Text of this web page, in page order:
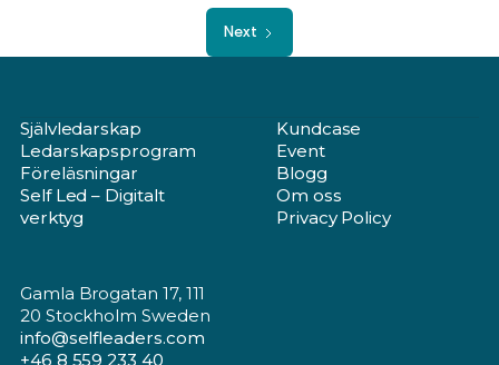
Next
Självledarskap
Ledarskapsprogram
Föreläsningar
Self Led – Digitalt
verktyg
Kundcase
Event
Blogg
Om oss
Privacy Policy
Gamla Brogatan 17, 111
20 Stockholm Sweden
info@selfleaders.com
+46 8 559 233 40